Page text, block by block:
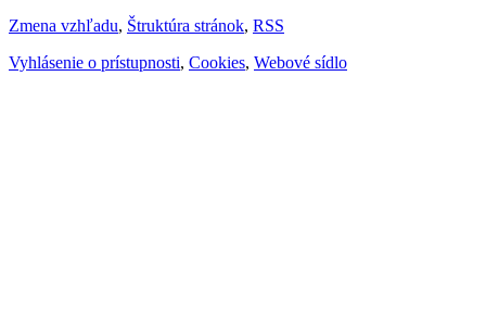
Zmena vzhľadu, Štruktúra stránok, RSS
Vyhlásenie o prístupnosti, Cookies, Webové sídlo